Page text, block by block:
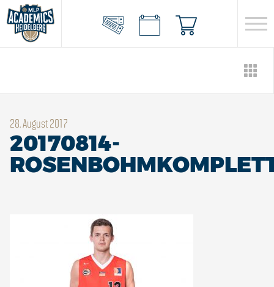
28. August 2017
20170814-